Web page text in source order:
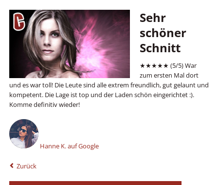
Sehr
schöner
Schnitt
★★★★★ (5/5)War
zum ersten Mal dort
und es war toll! Die Leute sind alle extrem freundlich, gut gelaunt und
kompetent. Die Lage ist top und der Laden schön eingerichtet :).
Komme definitiv wieder!
Hanne K. auf Google
Zurück